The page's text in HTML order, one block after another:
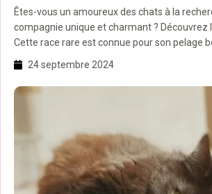
Êtes-vous un amoureux des chats à la
compagnie unique et charmant ? Découvrez
Cette race rare est connue pour son pelage
sa personnalité joueuse. Dans ce blog, nous
profondément dans le monde de la LaPerm
ce que vous devez savoir […]
24 septembre 2024